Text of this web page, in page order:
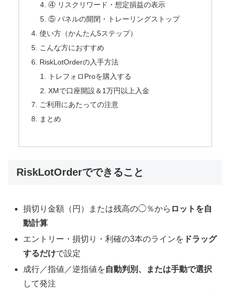
④ リスクリワード・想定損益の表示
⑤ パネルの開閉・トレーリングストップ
使い方（かんたん5ステップ）
こんな方におすすめ
RiskLotOrderの入手方法
トレフォロProを購入する
XMで口座開設＆1万円以上入金
ご利用にあたっての注意
まとめ
RiskLotOrderでできること
損切り金額（円）または残高の◯％から ロットを自
動計算
エントリー・損切り・利確の3本のラインを ドラッグ
するだけで設定
成行／指値／逆指値を自動判別、または手動で選択
して発注